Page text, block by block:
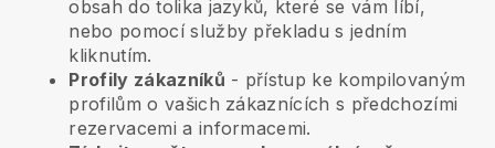
obsah do tolika jazyků, které se vám líbí,
nebo pomocí služby překladu s jedním
kliknutím.
Profily zákazníků - přístup ke kompilovaným
profilům o vašich zákaznících s předchozími
rezervacemi a informacemi.